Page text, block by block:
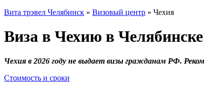
Вита трэвел Челябинск » Визовый центр » Чехия
Виза в Чехию в Челябинске
Чехия в 2026 году не выдает визы гражданам РФ.
Стоимость и сроки